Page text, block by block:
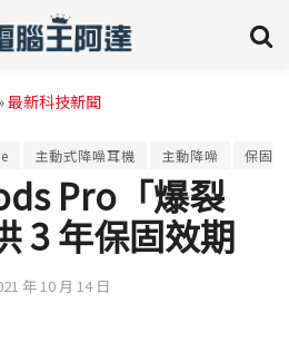
最新科技新聞
主動式降噪耳機 主動降噪 保固
Pro「爆裂
3 年保固效期
年 10 月 14 日